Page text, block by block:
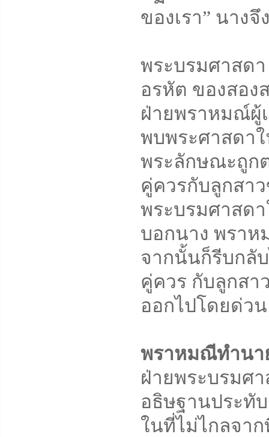
ของเรา” นาง
พระบรมศาสด
อรหัต ของสอง
ฝ่ายพราหมณ์ผู้
พบพระศาสดา
พระลักษณะถูก
คู่ควรกับลูกสา
พระบรมศาสด
บอกนาง พราห
จากนั้นก็รีบกลั
คู่ควร กับลูกสา
ออกไปโดยด่วน
พราหมณีทำนา
ฝ่ายพระบรมศ
อธิษฐานประทั
ในที่ไม่ไกลจา